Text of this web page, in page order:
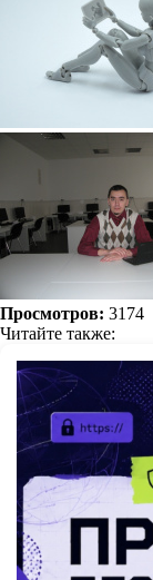
Просмотров: 3174
Читайте также: